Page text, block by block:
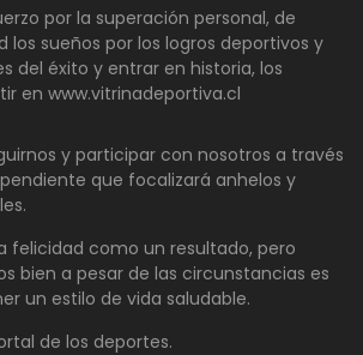
por la superación personal, de
los sueños por los logros deportivos y
del éxito y entrar en historia, los
en www.vitrinadeportiva.cl
y participar con nosotros a través
que focalizará anhelos y
felicidad como un resultado, pero
bien a pesar de las circunstancias es
un estilo de vida saludable.
de los deportes.